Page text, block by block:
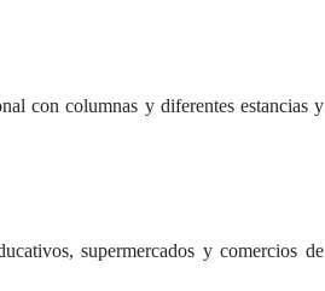
con columnas y diferentes estancias y
supermercados y comercios de